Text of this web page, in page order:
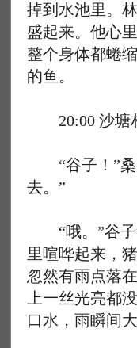
掉到水池里。
盛起来。他心
整个身体都蜷
的鱼。
20:00 沙塘
“谷子！”桑
去。”
“哦。”谷子
里喧哗起来，
忽然有雨点落
上一丝光亮都
口水，雨瞬间